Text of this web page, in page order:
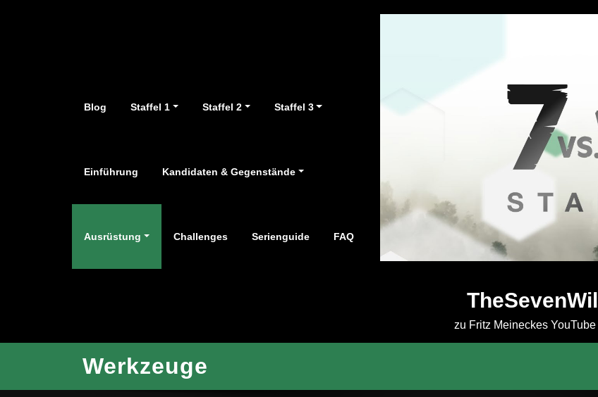
zu Fritz Meineckes
Blog Staffel 1 Staffel 2 Staffel 3
Einführung Kandidaten & Gegenstände
Ausrüstung Challenges Serienguide FAQ
Werkzeuge